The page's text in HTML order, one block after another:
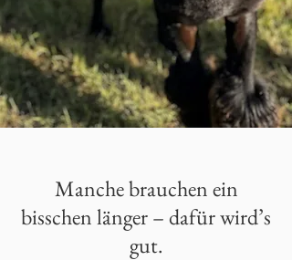
Manche brauchen ein
bisschen länger – dafür wird’s
gut.